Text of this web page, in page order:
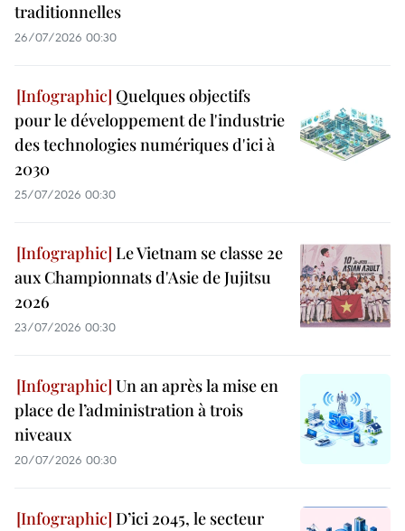
traditionnelles
26/07/2026 00:30
Quelques objectifs
pour le développement de l'industrie
des technologies numériques d'ici à
2030
25/07/2026 00:30
Le Vietnam se classe 2e
aux Championnats d'Asie de Jujitsu
2026
23/07/2026 00:30
Un an après la mise en
place de l’administration à trois
niveaux
20/07/2026 00:30
D’ici 2045, le secteur